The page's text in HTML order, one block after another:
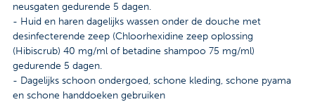
neusgaten gedurende 5 dagen.
- Huid en haren dagelijks wassen onder de douche met
desinfecterende zeep (Chloorhexidine zeep oplossing
(Hibiscrub) 40 mg/ml of betadine shampoo 75 mg/ml)
gedurende 5 dagen.
- Dagelijks schoon ondergoed, schone kleding, schone pyama
en schone handdoeken gebruiken